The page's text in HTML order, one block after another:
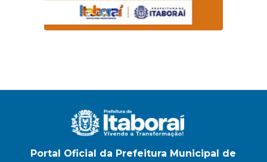
Portal Oficial da Prefeitura Municipal de